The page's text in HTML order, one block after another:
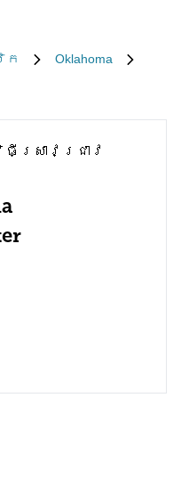
ក
Oklahoma
រាវជ្រាវ​